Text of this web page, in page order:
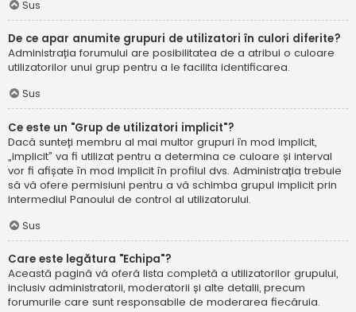
Sus
De ce apar anumite grupuri de utilizatori în culori diferite?
Administrația forumului are posibilitatea de a atribui o culoare
utilizatorilor unui grup pentru a le facilita identificarea.
Sus
Ce este un "Grup de utilizatori implicit"?
Dacă sunteți membru al mai multor grupuri în mod implicit,
„implicit” va fi utilizat pentru a determina ce culoare și interval
vor fi afișate în mod implicit în profilul dvs. Administrația trebuie
să vă ofere permisiuni pentru a vă schimba grupul implicit prin
intermediul Panoului de control al utilizatorului.
Sus
Care este legătura "Echipa"?
Această pagină vă oferă lista completă a utilizatorilor grupului,
inclusiv administratorii, moderatorii și alte detalii, precum
forumurile care sunt responsabile de moderarea fiecăruia.